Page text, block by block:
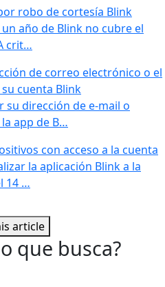
robo de cortesía Blink
año de Blink no cubre el
crit…
de correo electrónico o el
cuenta Blink
su dirección de e-mail o
app de B…
con acceso a la cuenta
la aplicación Blink a la
14 …
article
que busca?